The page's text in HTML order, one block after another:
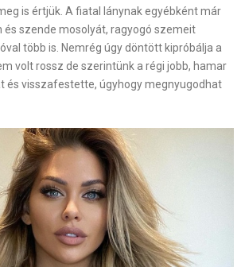
is értjük. A fiatal lánynak egyébként már
és szende mosolyát, ragyogó szemeit
több is. Nemrég úgy döntött kipróbálja a
volt rossz de szerintünk a régi jobb, hamar
és visszafestette, úgyhogy megnyugodhat